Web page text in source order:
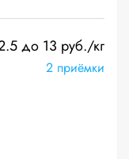
до 13 руб./кг
2 приёмки